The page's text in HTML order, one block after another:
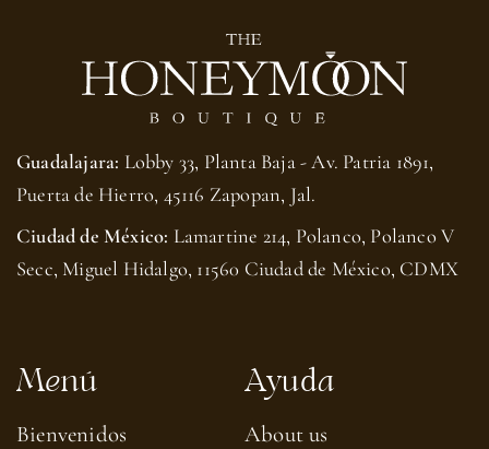
Guadalajara: Lobby 33, Planta Baja - Av. Patria 1891,
Puerta de Hierro, 45116 Zapopan, Jal.
Ciudad de México: Lamartine 214, Polanco, Polanco V
Secc, Miguel Hidalgo, 11560 Ciudad de México, CDMX
Menú
Bienvenidos
Ayuda
About us​